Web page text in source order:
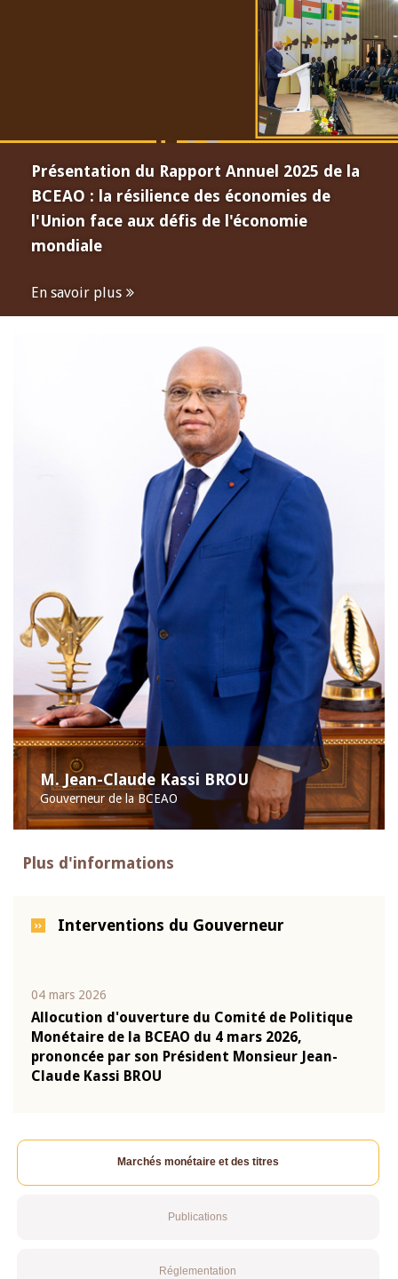
Présentation du Rapport Annuel 2025 de la
BCEAO : la résilience des économies de
l'Union face aux défis de l'économie
mondiale
En savoir plus
M. Jean-Claude Kassi BROU
Gouverneur de la BCEAO
Plus d'informations
Interventions du Gouverneur
04 mars 2026
Allocution d'ouverture du Comité de Politique
Monétaire de la BCEAO du 4 mars 2026,
prononcée par son Président Monsieur Jean-
Claude Kassi BROU
Marchés monétaire et des titres
Publications
Réglementation